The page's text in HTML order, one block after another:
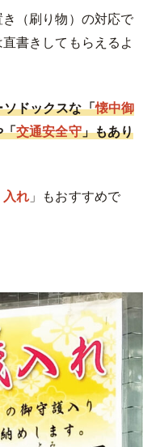
（刷り物）の対応で
書きしてもらえるよ
ドックスな「懐中御
「交通安全守」もあり
れ 」もおすすめで